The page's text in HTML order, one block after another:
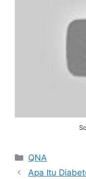
Categories
QNA
Apa Itu